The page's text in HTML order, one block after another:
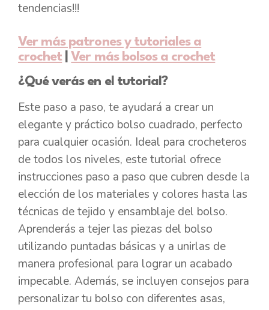
tendencias!!!
Ver más patrones y tutoriales a
crochet |Ver más bolsos a crochet
¿Qué verás en el tutorial?
Este paso a paso, te ayudará a crear un
elegante y práctico bolso cuadrado, perfecto
para cualquier ocasión. Ideal para crocheteros
de todos los niveles, este tutorial ofrece
instrucciones paso a paso que cubren desde la
elección de los materiales y colores hasta las
técnicas de tejido y ensamblaje del bolso.
Aprenderás a tejer las piezas del bolso
utilizando puntadas básicas y a unirlas de
manera profesional para lograr un acabado
impecable. Además, se incluyen consejos para
personalizar tu bolso con diferentes asas,